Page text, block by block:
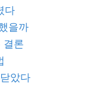
다
을까
결론
았다